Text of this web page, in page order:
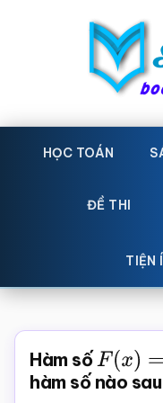
Sách
Toán
toán
Học
toán,
giáo
Toán,
trắc
HỌC TOÁN
ĐỀ THI
TIỆN
Hàm số F(x)= ex
hàm số nào